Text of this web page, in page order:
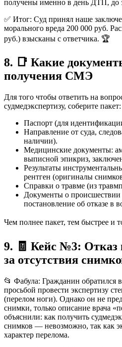
получены именно в день ДТП, до
✅ Итог: Суд принял наше
морального вреда 200 000 руб.
руб.) взысканы с ответчика. 🏆
8. 📑 Какие
получения СМЭ
Для того чтобы ответить на
судмедэкспертизу, соберите пакет:
Паспорт (для
Направление от суда,
наличии).
Медицинские документы:
выписной эпикриз,
Результаты
рентген (оригиналы
Справки о травме (из
Документы о
постановление об отказе в
Чем полнее пакет, тем быстрее и
9. 🧾 Кейс №3: Отказ
за отсутствия
📂 Фабула: Гражданин обратился
просьбой провести экспертизу
(перелом ноги). Однако он не
снимки, только описание врача
объяснили: как получить
снимков — невозможно, так как
характер перелома.